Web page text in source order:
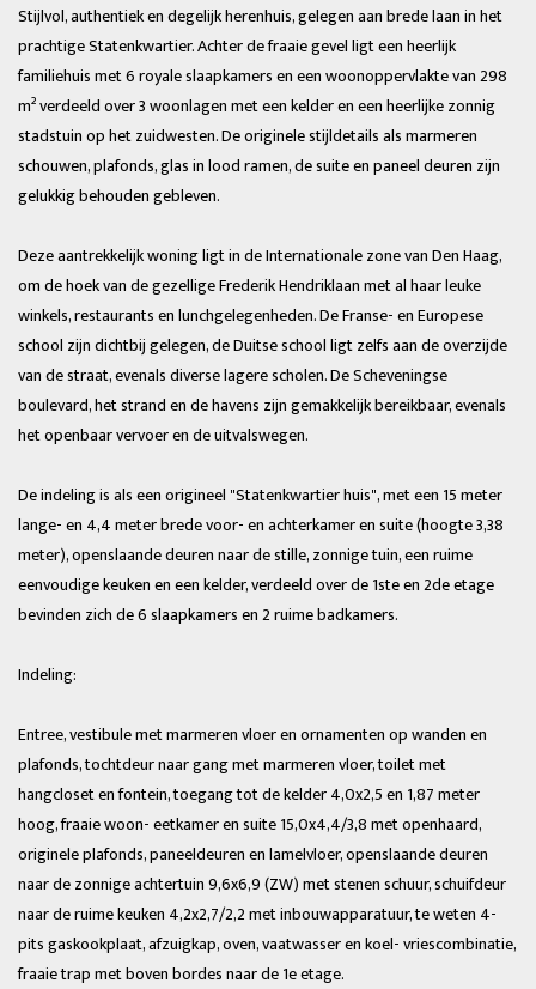
Stijlvol, authentiek en degelijk herenhuis, gelegen aan brede laan in het
prachtige Statenkwartier. Achter de fraaie gevel ligt een heerlijk
familiehuis met 6 royale slaapkamers en een woonoppervlakte van 298
m² verdeeld over 3 woonlagen met een kelder en een heerlijke zonnig
stadstuin op het zuidwesten. De originele stijldetails als marmeren
schouwen, plafonds, glas in lood ramen, de suite en paneel deuren zijn
gelukkig behouden gebleven.
Deze aantrekkelijk woning ligt in de Internationale zone van Den Haag,
om de hoek van de gezellige Frederik Hendriklaan met al haar leuke
winkels, restaurants en lunchgelegenheden. De Franse- en Europese
school zijn dichtbij gelegen, de Duitse school ligt zelfs aan de overzijde
van de straat, evenals diverse lagere scholen. De Scheveningse
boulevard, het strand en de havens zijn gemakkelijk bereikbaar, evenals
het openbaar vervoer en de uitvalswegen.
De indeling is als een origineel "Statenkwartier huis", met een 15 meter
lange- en 4,4 meter brede voor- en achterkamer en suite (hoogte 3,38
meter), openslaande deuren naar de stille, zonnige tuin, een ruime
eenvoudige keuken en een kelder, verdeeld over de 1ste en 2de etage
bevinden zich de 6 slaapkamers en 2 ruime badkamers.
Indeling:
Entree, vestibule met marmeren vloer en ornamenten op wanden en
plafonds, tochtdeur naar gang met marmeren vloer, toilet met
hangcloset en fontein, toegang tot de kelder 4,0x2,5 en 1,87 meter
hoog, fraaie woon- eetkamer en suite 15,0x4,4/3,8 met openhaard,
originele plafonds, paneeldeuren en lamelvloer, openslaande deuren
naar de zonnige achtertuin 9,6x6,9 (ZW) met stenen schuur, schuifdeur
naar de ruime keuken 4,2x2,7/2,2 met inbouwapparatuur, te weten 4-
pits gaskookplaat, afzuigkap, oven, vaatwasser en koel- vriescombinatie,
fraaie trap met boven bordes naar de 1e etage.